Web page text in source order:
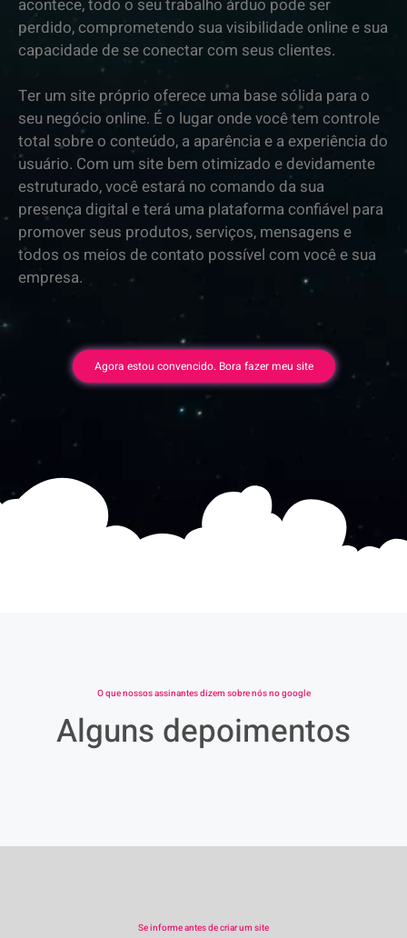
acontece, todo o seu trabalho árduo pode ser
perdido, comprometendo sua visibilidade online e sua
capacidade de se conectar com seus clientes.
Ter um site próprio oferece uma base sólida para o
seu negócio online. É o lugar onde você tem controle
total sobre o conteúdo, a aparência e a experiência do
usuário. Com um site bem otimizado e devidamente
estruturado, você estará no comando da sua
presença digital e terá uma plataforma confiável para
promover seus produtos, serviços, mensagens e
todos os meios de contato possível com você e sua
empresa.
Agora estou convencido. Bora fazer meu site
O que nossos assinantes dizem sobre nós no google
Alguns depoimentos
Se informe antes de criar um site